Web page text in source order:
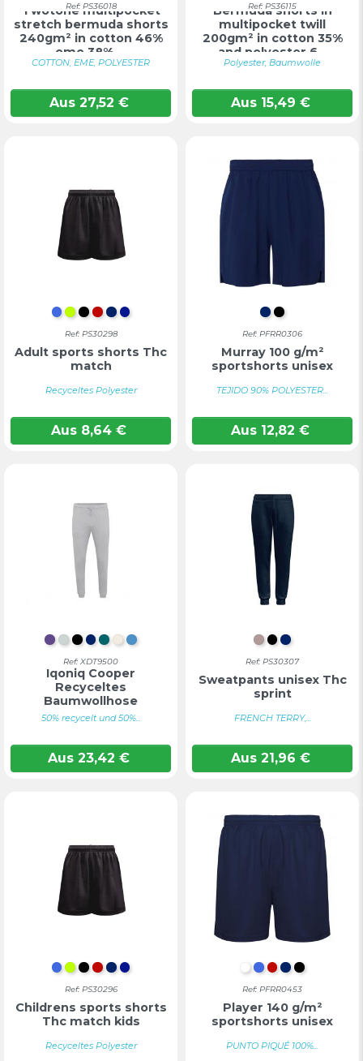
Ref: PS36018
Twotone multipocket
stretch bermuda shorts
240gm² in cotton 46%
eme 38% ...
COTTON, EME, POLYESTER
Aus27,52 €
Ref: PS36115
Bermuda shorts in
multipocket twill
200gm² in cotton 35%
and polyester 6...
Polyester, Baumwolle
Aus15,49 €
KÖNIGSBLAU
LIMETTE
SCHWARZ
ROTMARINEBLAU
KONIGSBLAU
Ref: PS30298
Adult sports shorts Thc
match
Recyceltes Polyester
Aus 8,64 €
MARINEBLAU
Ref: PFRR0306
Murray 100 g/m²
sportshorts unisex
TEJIDO 90% POLYESTER...
Aus 12,82 €
LAVENDEL
HEATHER GRAU
SCHWARZ
MARINEBLAU
VERDIGRIS
NATURAL RAW
BERUHIGENDES BLAU
Ref: XDT9500
Iqoniq Cooper
Recyceltes
Baumwollhose
50% recycelt und 50%...
Aus 23,42 €
HELLGRAU
SCHWARZ
Ref: PS30307
Sweatpants unisex Thc
sprint
FRENCH TERRY,...
Aus21,96 €
KÖNIGSBLAU
LIMETTE
SCHWARZ
ROTMARINEBLAU
KONIGSBLAU
Ref: PS30296
Childrens sports shorts
Thc match kids
Recyceltes Polyester
WEIß
KÖNIGSBLAU
ROT
Ref: PFRR0453
Player 140 g/m²
sportshorts unisex
PUNTO PIQUÉ 100%...